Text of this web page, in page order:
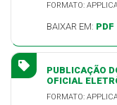
FORMATO:
BAIXAR EM: PDF
PUBLICAÇÃO
OFICIAL
FORMATO: